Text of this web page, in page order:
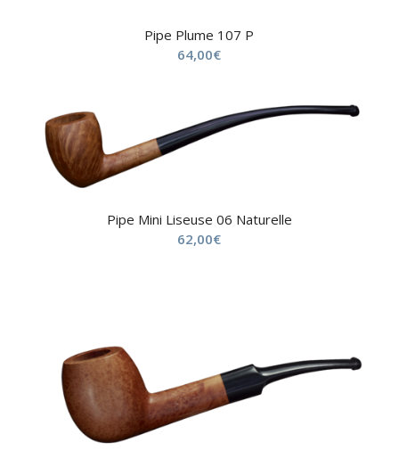
Pipe Plume 107 P
64,00€
Pipe Mini Liseuse 06 Naturelle
62,00€